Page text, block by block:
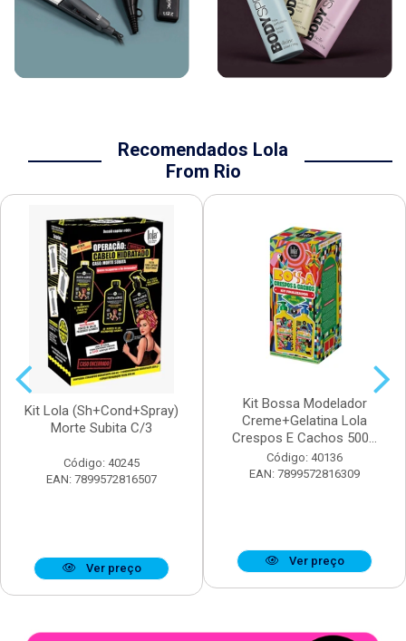
Recomendados Lola
From Rio
Kit Lola (Sh+Cond+Spray)
Morte Subita C/3
Código: 40245
EAN: 7899572816507
Ver preço
Kit Bossa Modelador
Creme+Gelatina Lola
Crespos E Cachos 500...
Código: 40136
EAN: 7899572816309
Ver preço